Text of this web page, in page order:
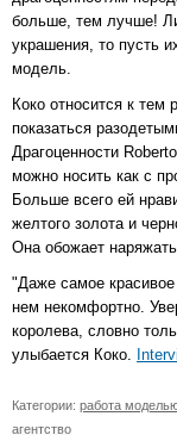
больше, тем лучше!
украшения, то пусть
модель.
Коко относится к тем
показаться
Драгоценности
можно носить как с
Больше всего ей
желтого золота и
Она обожает
"Даже самое
нем некомфортно.
королева, словно
улыбается Коко.
Категории: работа
агентство